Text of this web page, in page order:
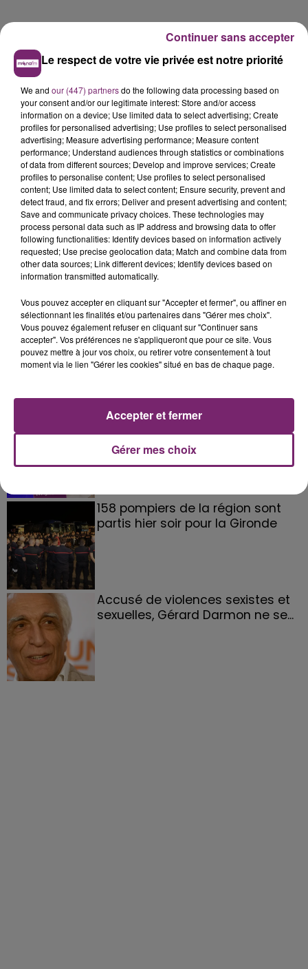
La Bulle - Guinguette éphémère
de Frelinghien !
158 pompiers de la région sont
partis hier soir pour la Gironde
Accusé de violences sexistes et
sexuelles, Gérard Darmon ne se...
Le respect de votre vie privée est notre priorité
We and our (447) partnersdo the following data processing based on
your consent and/or our legitimate interest: Store and/or access
information on a device; Use limited data to select advertising; Create
profiles for personalised advertising; Use profiles to select personalised
advertising; Measure advertising performance; Measure content
performance; Understand audiences through statistics or combinations
of data from different sources; Develop and improve services; Create
profiles to personalise content; Use profiles to select personalised
content; Use limited data to select content; Ensure security, prevent and
detect fraud, and fix errors; Deliver and present advertising and content;
Save and communicate privacy choices. These technologies may
process personal data such as IP address and browsing data to offer
following functionalities: Identify devices based on information actively
requested; Use precise geolocation data; Match and combine data from
other data sources; Link different devices; Identify devices based on
information transmitted automatically.
Vous pouvez accepter en cliquant sur "Accepter et fermer", ou affiner en
sélectionnant les finalités et/ou partenaires dans "Gérer mes choix".
Vous pouvez également refuser en cliquant sur "Continuer sans
accepter". Vos préférences ne s'appliqueront que pour ce site. Vous
pouvez mettre à jour vos choix, ou retirer votre consentement à tout
moment via le lien "Gérer les cookies" situé en bas de chaque page.
Gérer mes choix
Accepter et fermer
Continuer sans accepter